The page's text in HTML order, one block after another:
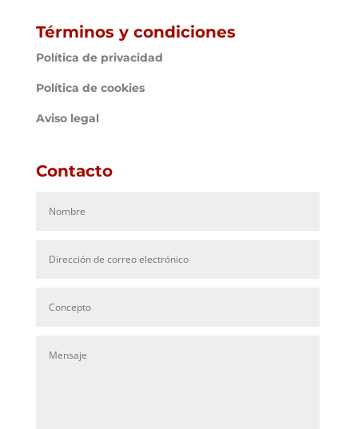
Términos y condiciones
Política de privacidad
Política de cookies
Aviso legal
Contacto